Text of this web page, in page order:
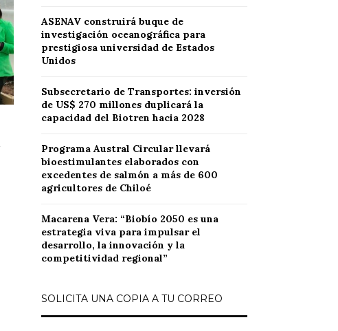
ASENAV construirá buque de
investigación oceanográfica para
prestigiosa universidad de Estados
Unidos
Subsecretario de Transportes: inversión
de US$ 270 millones duplicará la
capacidad del Biotren hacia 2028
Programa Austral Circular llevará
bioestimulantes elaborados con
excedentes de salmón a más de 600
agricultores de Chiloé
Macarena Vera: “Biobío 2050 es una
estrategia viva para impulsar el
desarrollo, la innovación y la
competitividad regional”
SOLICITA UNA COPIA A TU CORREO